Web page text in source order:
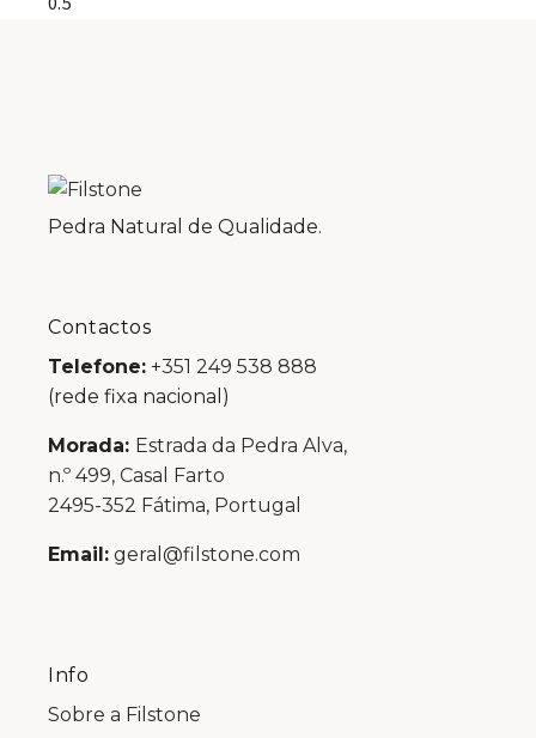
Pedra Natural de Qualidade.
Contactos
Telefone: +351 249 538 888
(rede fixa nacional)
Morada: Estrada da Pedra Alva,
n.º 499, Casal Farto
2495-352 Fátima, Portugal
Email: geral@filstone.com
Info
Sobre a Filstone